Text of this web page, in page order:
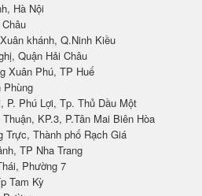
Hà Nội
khánh, Q.Ninh Kiều
Quận Hải Châu
Xuân Phú, TP Huế
Phùng
P. Phú Lợi, Tp. Thủ Dầu Một
KP.3, P.Tân Mai Biên Hòa
Trực, Thành phố Rạch Giá
TP Nha Trang
Phường 7
Tam Kỳ